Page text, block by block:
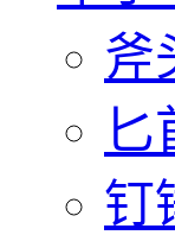
斧
匕
钉